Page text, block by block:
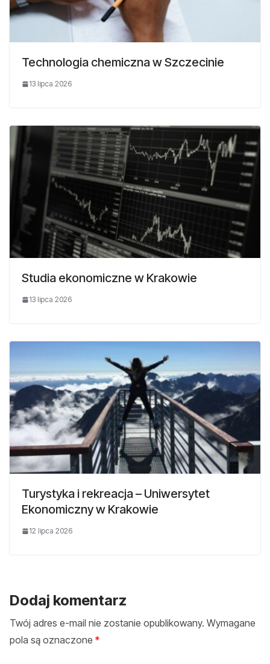
Technologia chemiczna w Szczecinie
13 lipca 2026
Studia ekonomiczne w Krakowie
13 lipca 2026
Turystyka i rekreacja – Uniwersytet
Ekonomiczny w Krakowie
12 lipca 2026
Dodaj komentarz
Twój adres e-mail nie zostanie opublikowany. Wymagane
pola są oznaczone *